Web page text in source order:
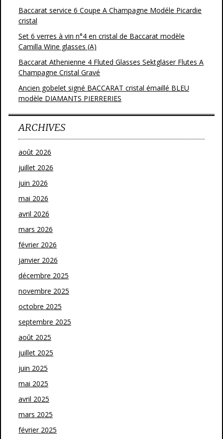
Baccarat service 6 Coupe A Champagne Modéle Picardie
cristal
Set 6 verres à vin n°4 en cristal de Baccarat modèle
Camilla Wine glasses (A)
Baccarat Athenienne 4 Fluted Glasses Sektgläser Flutes A
Champagne Cristal Gravé
Ancien gobelet signé BACCARAT cristal émaillé BLEU
modèle DIAMANTS PIERRERIES
ARCHIVES
août 2026
juillet 2026
juin 2026
mai 2026
avril 2026
mars 2026
février 2026
janvier 2026
décembre 2025
novembre 2025
octobre 2025
septembre 2025
août 2025
juillet 2025
juin 2025
mai 2025
avril 2025
mars 2025
février 2025